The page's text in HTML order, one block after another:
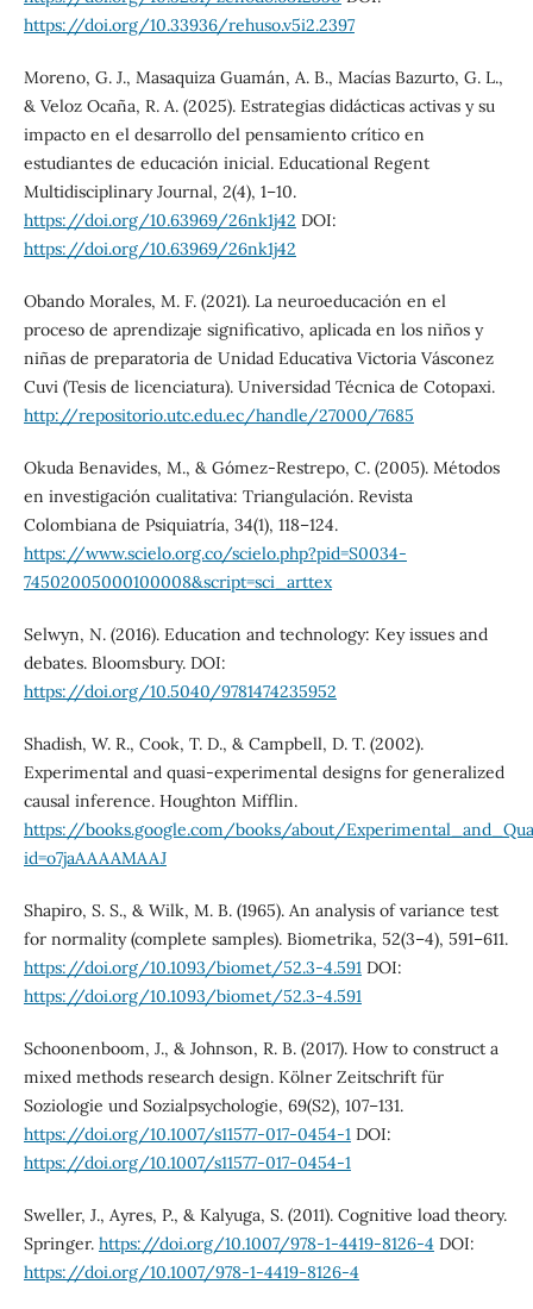
https://doi.org/10.33936/rehuso.v5i2.2397
Moreno, G. J., Masaquiza Guamán, A. B., Macías Bazurto, G. L.,
& Veloz Ocaña, R. A. (2025). Estrategias didácticas activas y su
impacto en el desarrollo del pensamiento crítico en
estudiantes de educación inicial. Educational Regent
Multidisciplinary Journal, 2(4), 1–10.
https://doi.org/10.63969/26nk1j42 DOI:
https://doi.org/10.63969/26nk1j42
Obando Morales, M. F. (2021). La neuroeducación en el
proceso de aprendizaje significativo, aplicada en los niños y
niñas de preparatoria de Unidad Educativa Victoria Vásconez
Cuvi (Tesis de licenciatura). Universidad Técnica de Cotopaxi.
http://repositorio.utc.edu.ec/handle/27000/7685
Okuda Benavides, M., & Gómez-Restrepo, C. (2005). Métodos
en investigación cualitativa: Triangulación. Revista
Colombiana de Psiquiatría, 34(1), 118–124.
https://www.scielo.org.co/scielo.php?pid=S0034-
74502005000100008&script=sci_arttex
Selwyn, N. (2016). Education and technology: Key issues and
debates. Bloomsbury. DOI:
https://doi.org/10.5040/9781474235952
Shadish, W. R., Cook, T. D., & Campbell, D. T. (2002).
Experimental and quasi-experimental designs for generalized
causal inference. Houghton Mifflin.
https://books.google.com/books/about/
id=o7jaAAAAMAAJ
Shapiro, S. S., & Wilk, M. B. (1965). An analysis of variance test
for normality (complete samples). Biometrika, 52(3–4), 591–611.
https://doi.org/10.1093/biomet/52.3-4.591DOI:
https://doi.org/10.1093/biomet/52.3-4.591
Schoonenboom, J., & Johnson, R. B. (2017). How to construct a
mixed methods research design. Kölner Zeitschrift für
Soziologie und Sozialpsychologie, 69(S2), 107–131.
https://doi.org/10.1007/s11577-017-0454-1DOI:
https://doi.org/10.1007/s11577-017-0454-1
Sweller, J., Ayres, P., & Kalyuga, S. (2011). Cognitive load theory.
Springer. https://doi.org/10.1007/978-1-4419-8126-4 DOI:
https://doi.org/10.1007/978-1-4419-8126-4